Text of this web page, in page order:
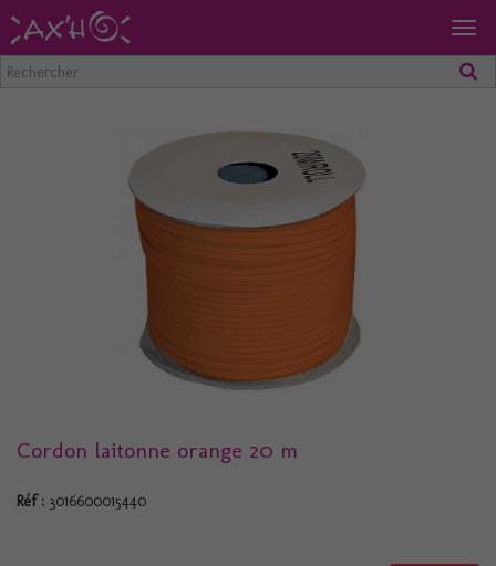
Cordon laitonne orange 20 m
Réf : 3016600015440